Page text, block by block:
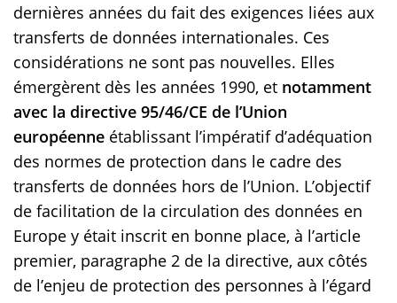
dernières années du fait des exigences liées aux
transferts de données internationales. Ces
considérations ne sont pas nouvelles. Elles
émergèrent dès les années 1990, et notamment
avec la directive 95/46/CE de l’Union
européenne établissant l’impératif d’adéquation
des normes de protection dans le cadre des
transferts de données hors de l’Union. L’objectif
de facilitation de la circulation des données en
Europe y était inscrit en bonne place, à l’article
premier, paragraphe 2 de la directive, aux côtés
de l’enjeu de protection des personnes à l’égard